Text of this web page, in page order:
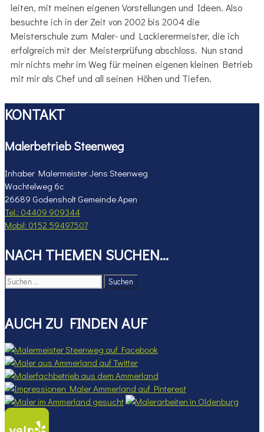
leiten, mit meinen eigenen Vorstellungen und Ideen. Also
besuchte ich in der Zeit von 2002 bis 2004 die
Meisterschule zum Maler- und Lackierermeister, die ich
erfolgreich mit der Meisterprüfung abschloss. Nun stand
mir nichts mehr im Weg für meinen eigenen kleinen Betrieb
mit mir als Chef und all seinen Höhen und Tiefen.
KONTAKT
Malerbetrieb Steenweg
Inhaber Malermeister Jens Steenweg
Wachtelweg 6c
26689 Godensholt Gemeinde Apen
Tel.: 04409 909344
Mobil: 0152 59497507
NACH THEMEN SUCHEN…
Suchen
AUCH ZU FINDEN AUF